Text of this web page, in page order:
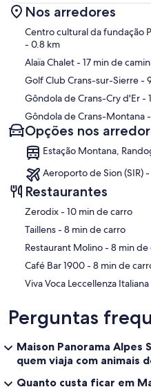
Nos arredores
Centro cultural da fundação
- 0.8 km
Alaïa Chalet- 17 min de
Golf Club Crans-sur-Sierre-
Gôndola de Crans-Cry d'Er-
Gôndola de Crans-Montana
Opções nos
Estação Montana,
Aeroporto de Sion (SIR)
Restaurantes
‪Zerodix - ‬10 min de carro
‪Taillens - ‬8 min de carro
‪Restaurant Molino -
‪Café Bar 1900 - ‬8 min de
Perguntas
Maison Panorama Alpes
quem viaja com animais
Quanto custa ficar em